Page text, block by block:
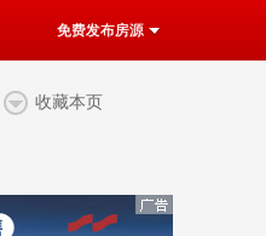
免费发布房源
收藏本页